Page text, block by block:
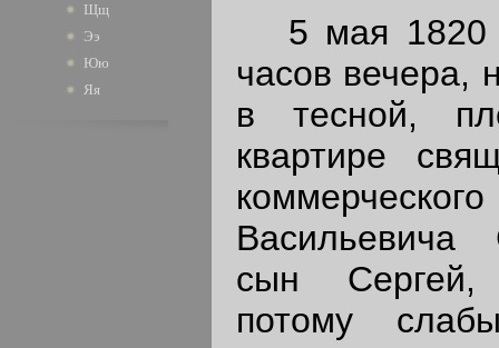
Щщ
Ээ
Юю
Яя
5 мая 1820
часов вечера,
в тесной,
квартире
Васильевича
сын
потому